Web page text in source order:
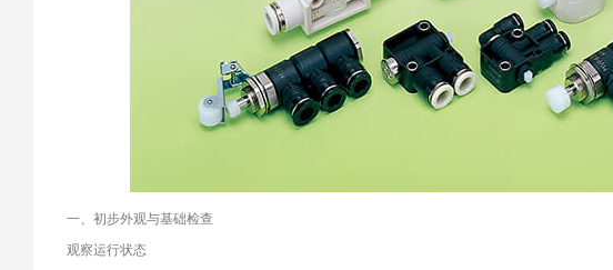
一、初步外观与基础检查
观察运行状态